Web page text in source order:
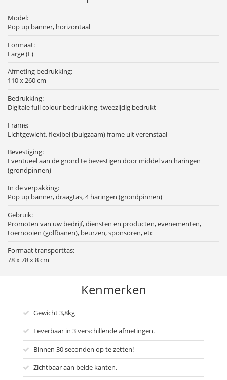
Model:
Pop up banner, horizontaal
Formaat:
Large (L)
Afmeting bedrukking:
110 x 260 cm
Bedrukking:
Digitale full colour bedrukking, tweezijdig bedrukt
Frame:
Lichtgewicht, flexibel (buigzaam) frame uit verenstaal
Bevestiging:
Eventueel aan de grond te bevestigen door middel van haringen
(grondpinnen)
In de verpakking:
Pop up banner, draagtas, 4 haringen (grondpinnen)
Gebruik:
Promoten van uw bedrijf, diensten en producten, evenementen,
toernooien (golfbanen), beurzen, sponsoren, etc
Formaat transporttas:
78 x 78 x 8 cm
Kenmerken
Gewicht 3,8kg
Leverbaar in 3 verschillende afmetingen.
Binnen 30 seconden op te zetten!
Zichtbaar aan beide kanten.